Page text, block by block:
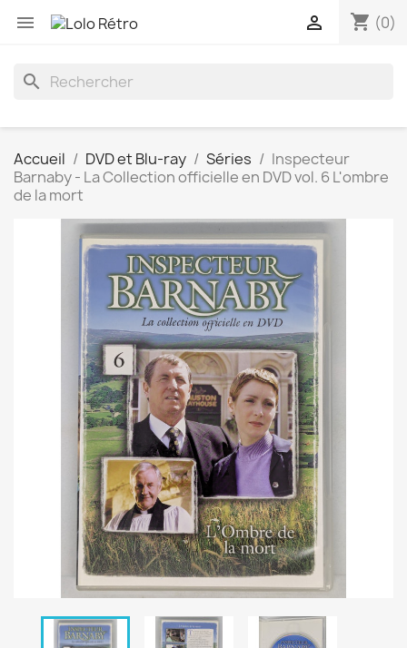
 shopping_cart (0)

search
Accueil DVD et Blu-ray Séries
Inspecteur
Barnaby - La Collection officielle en DVD vol. 6 L'ombre
de la mort